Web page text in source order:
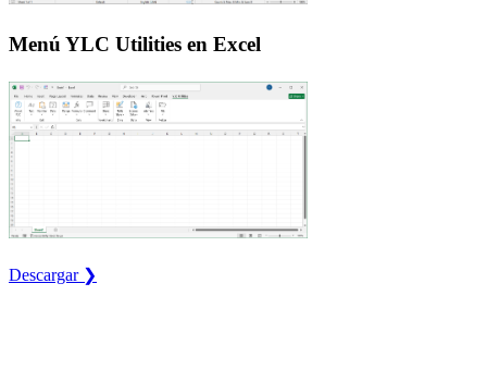
Menú YLC Utilities en Excel
Descargar ❯